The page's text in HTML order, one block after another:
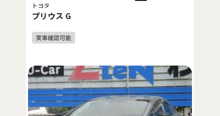
トヨタ
プリウス G